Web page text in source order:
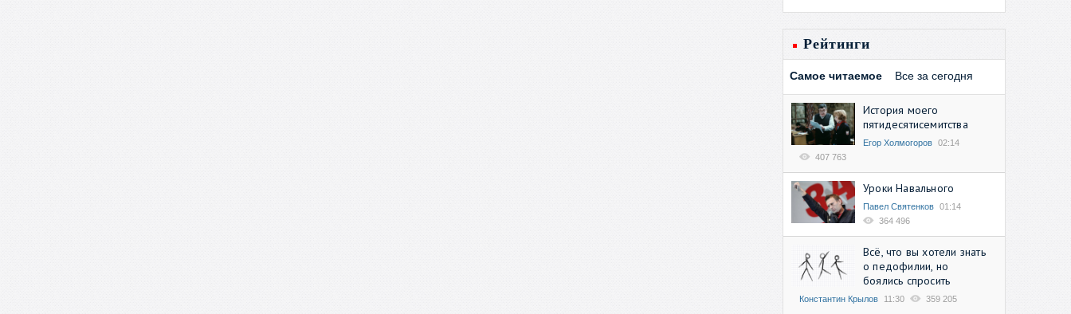
Рейтинги
Самое читаемое Все за сегодня
История моего
пятидесятисемитства
Егор Холмогоров 02:14
407 763
Уроки Навального
Павел Святенков 01:14
364 496
Всё, что вы хотели знать
о педофилии, но
боялись спросить
Константин Крылов 11:30 359 205